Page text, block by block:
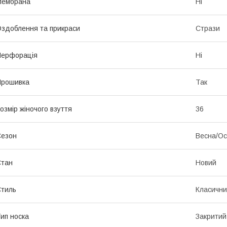
та прикраси Стрази
Ні
Так
жіночого взуття 36
Весна/
Новий
носка Закритий